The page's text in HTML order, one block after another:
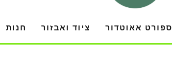
ספורט אאוטדור ציוד ואבזור חנות